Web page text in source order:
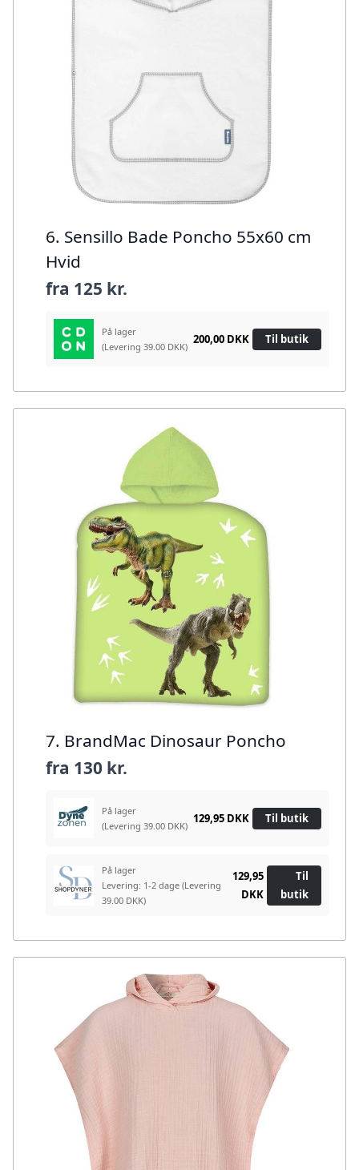
6. Sensillo Bade Poncho 55x60 cm
Hvid
fra 125 kr.
På lager
(Levering 39.00 DKK)
200,00 DKK Til butik
7. BrandMac Dinosaur Poncho
fra 130 kr.
På lager
(Levering 39.00 DKK)
129,95 DKK Til butik
På lager
Levering: 1-2 dage (Levering
39.00 DKK)
129,95
DKK
Til
butik